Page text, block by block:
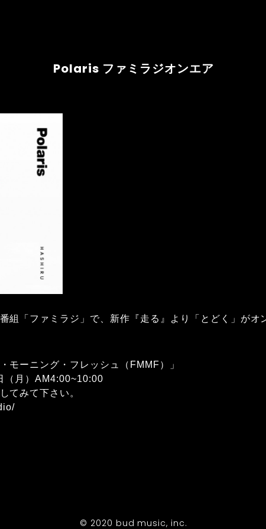
Polaris ファミラジオンエア
組「ファミラジ」で、新作『走る』より「とどく」がオ
モーニング・フレッシュ（FMMF）」
（月）AM4:00~10:00
てみて下さい。
© 2020 bud music, inc.